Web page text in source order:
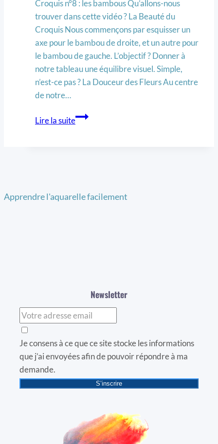
Croquis n°8 : les bambous Qu’allons-nous
trouver dans cette vidéo ? La Beauté du
Croquis Nous commençons par esquisser un
axe pour le bambou de droite, et un autre pour
le bambou de gauche. L’objectif ? Donner à
notre tableau une équilibre visuel. Simple,
n’est-ce pas ? La Douceur des Fleurs Au centre
de notre…
Lire la suite
Apprendre l'aquarelle facilement
Newsletter
Je consens à ce que ce site stocke les informations
que j’ai envoyées afin de pouvoir répondre à ma
demande.
S’inscrire